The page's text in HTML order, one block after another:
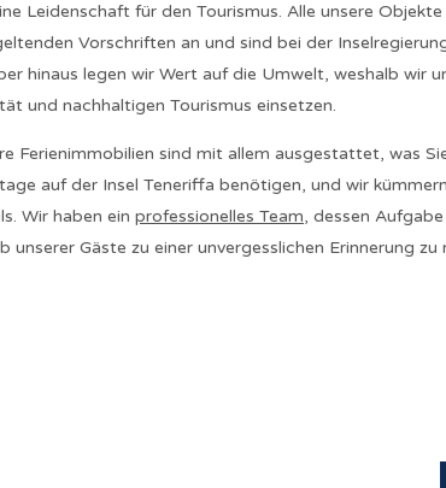
Leidenschaft für den Tourismus. Alle unsere Objekte
Vorschriften an und sind bei der
hinaus legen wir Wert auf die Umwelt, weshalb wir
und nachhaltigen Tourismus einsetzen.
Ferienimmobilien sind mit allem ausgestattet, was
auf der Insel Teneriffa benötigen, und wir
Wir haben ein professionelles Team, dessen
unserer Gäste zu einer unvergesslichen Erinnerung zu